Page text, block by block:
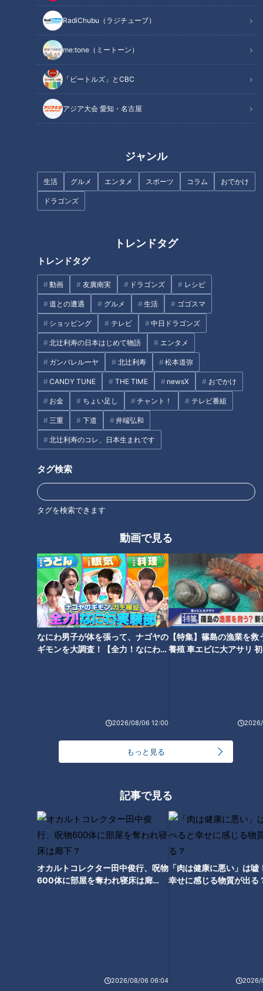
RadiChubu（ラジチューブ）
me:tone（ミートーン）
「ビートルズ」とCBC
アジア大会 愛知・名古屋
ジャンル
生活 グルメ エンタメ スポーツ コラム おでかけ
ドラゴンズ
トレンドタグ
トレンドタグ
動画 友廣南実 ドラゴンズ レシピ
道との遭遇 グルメ 生活 ゴゴスマ
ショッピング テレビ 中日ドラゴンズ
北辻利寿の日本はじめて物語 エンタメ
ガンバレルーヤ 北辻利寿 松本道弥
CANDY TUNE THE TIME newsX おでかけ
お金 ちょい足し チャント！ テレビ番組
三重 下道 井端弘和
北辻利寿のコレ、日本生まれです
タグ検索
タグを検索できます
動画で見る
なにわ男子が体を張って、ナゴヤの
ギモンを大調査！【全力！なにわ実
2026/08/06 12:00
【特集】篠島の漁業を救
養殖 車エビに大アサリ
もっと見る
記事で見る
オカルトコレクター田中俊行、呪物
600体に部屋を奪われ寝床は廊
2026/08/06 06:04
「肉は健康に悪い」は嘘
幸せに感じる物質が出る
2026/
今までカスハラはいろいろな条例があって、全国各地でも禁止
命令だったり、勧告は出せるというところは多々ありました
が、今回それに刑事罰が加わることになります。これは随分変
わりますか？」
正木「実効性という意味では大きいと思います。罰則がなく
て、理念条例に過ぎないところは、市民、関係者が怖がらない
罰則を設けるというのは結構大変です。カスハラ行為かどうか
の認定が必要になってくる。正当なクレームなのか、違法なカ
スハラなのかの線引きが難しい。反面、刑法上、罰則を与える
にはどういう行為が犯罪でどういう罰を与えるかを事前に明確
カスハラはその面でいうと、状況によってカスハラになるかな
らないかがわかりにくい面があります。一発殴ったから暴行だ
というのとは違う状況があります。
熊野市の場合も、条令を作る時点で罰則を設けることは議論さ
れましたが、要件の明確化がなかなか難しい。さらに罰則を設
けたときに罰則にあてはまらないものがカスハラではないとい
う間違ったメッセージを送られることが懸念されると、罰則が
見送られたという経緯もありました。
各自治体、検討はするが技術的にちょっと難しいということは
あったのですが、今回三重県がそこに踏み込んだことになりま
カスハラの線引きは？
されて、自転車に対しても、罰則が与えられるよ、というのが
ありました。これはもともと交通ルールがあるので、本来はそ
れに当てはまる、はまらないというのはすぐに見えるもので
今回はそもそもカスハラの線引きがない。しかもいろいろハラ
スメントは受けた側の気持ちとか、まわりが見るとどうかと
か、非常にあいまいな部分が多いです」
正木「カスハラの例は比較的明確に定められている。たとえ
い口調で何度も繰り返して金銭を要求。比較的特定をしようと
いうところはあるものの、やはり、状況に関しては弁護士とか
有識者が判断を最終的にしないと難しいといわれ、これがカス
ハラの難しいところです。
なので、こういうことによって認定されます、禁止命令が出さ
れたり、それに応じなければ罰則が下ってしまうかも、という
ラインとして示すのは必要だと思います」